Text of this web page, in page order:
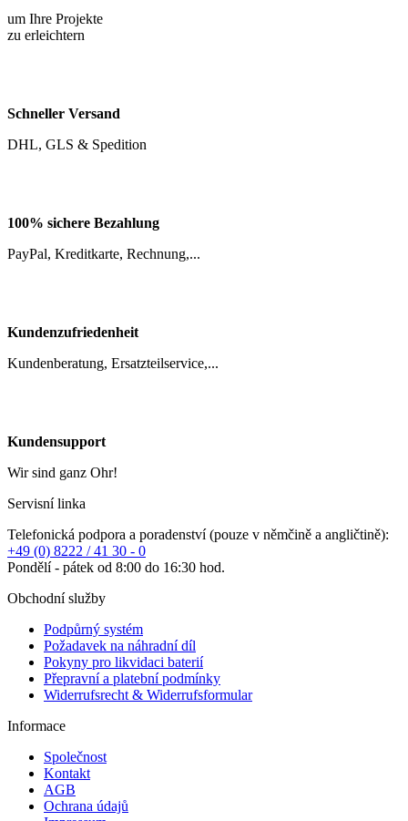
PayPal, Kreditkarte, Rechnung,...
Kundenberatung, Ersatzteilservice,...
Wir sind ganz Ohr!
Servisní linka
Telefonická podpora a poradenství (pouze v němčině a angličtině):
Pondělí - pátek od 8:00 do 16:30 hod.
Obchodní služby
Podpůrný systém
Požadavek na náhradní díl
Pokyny pro likvidaci baterií
Přepravní a platební podmínky
Widerrufsrecht & Widerrufsformular
Informace
Společnost
AGB
Ochrana údajů
Impressum
Platební metody